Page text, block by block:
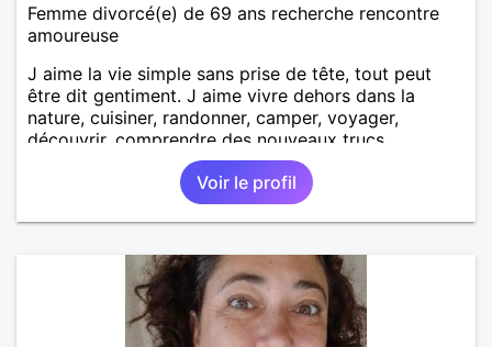
Femme divorcé(e) de 69 ans recherche rencontre
amoureuse
J aime la vie simple sans prise de tête, tout peut
être dit gentiment. J aime vivre dehors dans la
nature, cuisiner, randonner, camper, voyager,
découvrir, comprendre des nouveaux trucs
techniques et sur la vie des êtres vivants. J aime
danser, faire la fête. Je ne bois pratiquement pas d
alcool, je fume rarement, je ris souvent. Je cherche
un vrai amoureux pour continuer à profiter de la vie
en ai marre je veux partagé et rigoler
Voir le profil